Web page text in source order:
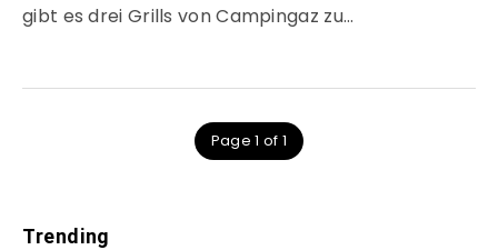
gibt es drei Grills von Campingaz zu…
Page 1 of 1
Trending